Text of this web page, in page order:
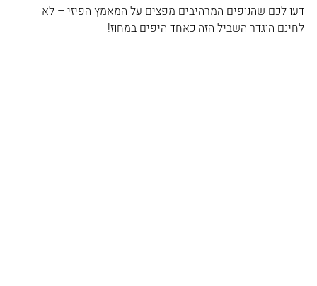
דעו לכם שהנופים המרהיבים מפצים על המאמץ הפיזי – לא
לחינם הוגדר השביל הזה כאחד היפים במחוז!